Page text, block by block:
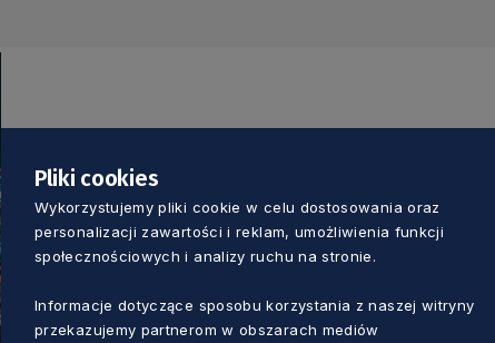
Pliki cookies
Wykorzystujemy pliki cookie w celu dostosowania oraz
personalizacji zawartości i reklam, umożliwienia funkcji
społecznościowych i analizy ruchu na stronie.
Informacje dotyczące sposobu korzystania z naszej witryny
przekazujemy partnerom w obszarach mediów